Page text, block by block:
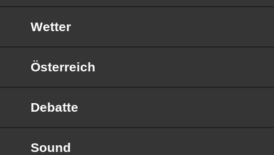
Wetter
Österreich
Debatte
Sound